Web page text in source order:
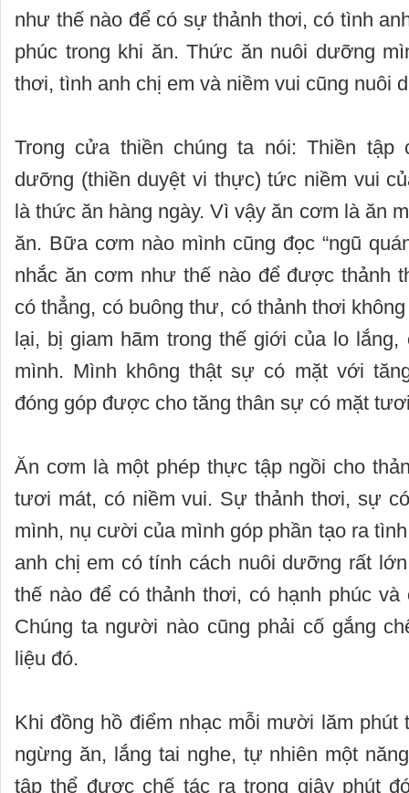
như thế nào để có sự thảnh thơi, có tình
phúc trong khi ăn. Thức ăn nuôi dưỡng
thơi, tình anh chị em và niềm vui cũng nuôi
Trong cửa thiền chúng ta nói: Thiền tập
dưỡng (thiền duyệt vi thực) tức niềm vui
là thức ăn hàng ngày. Vì vậy ăn cơm là ăn
ăn. Bữa cơm nào mình cũng đọc “ngũ
nhắc ăn cơm như thế nào để được thảnh
có thẳng, có buông thư, có thảnh thơi
lại, bị giam hãm trong thế giới của lo lắng,
mình. Mình không thật sự có mặt với
đóng góp được cho tăng thân sự có mặt
Ăn cơm là một phép thực tập ngồi cho
tươi mát, có niềm vui. Sự thảnh thơi, sự
mình, nụ cười của mình góp phần tạo ra
anh chị em có tính cách nuôi dưỡng rất
thế nào để có thảnh thơi, có hạnh phúc và
Chúng ta người nào cũng phải cố gắng
liệu đó.
Khi đồng hồ điểm nhạc mỗi mười lăm
ngừng ăn, lắng tai nghe, tự nhiên một
tập thể được chế tác ra trong giây phút